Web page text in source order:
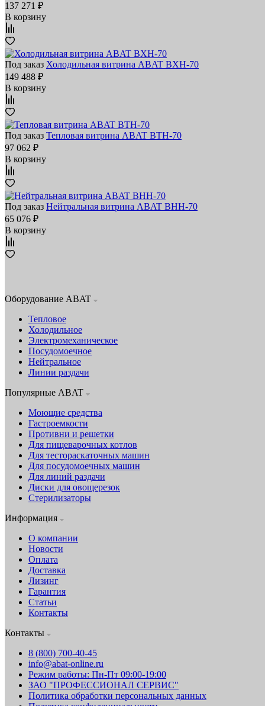
137 271 ₽
В корзину
Под заказ Холодильная витрина ABAT ВХН‑70
149 488 ₽
В корзину
Под заказ Тепловая витрина ABAT ВТН‑70
97 062 ₽
В корзину
Под заказ Нейтральная витрина ABAT ВНН‑70
65 076 ₽
В корзину
Оборудование ABAT
Тепловое
Холодильное
Электромеханическое
Посудомоечное
Нейтральное
Линии раздачи
Популярные ABAT
Моющие средства
Гастроемкости
Противни и решетки
Для пищеварочных котлов
Для тестораскаточных машин
Для посудомоечных машин
Для линий раздачи
Диски для овощерезок
Стерилизаторы
Информация
О компании
Новости
Оплата
Доставка
Лизинг
Гарантия
Статьи
Контакты
Контакты
8 (800) 700-40-45
info@abat-online.ru
Режим работы: Пн-Пт 09:00-19:00
ЗАО "ПРОФЕССИОНАЛ СЕРВИС"
Политика обработки персональных данных